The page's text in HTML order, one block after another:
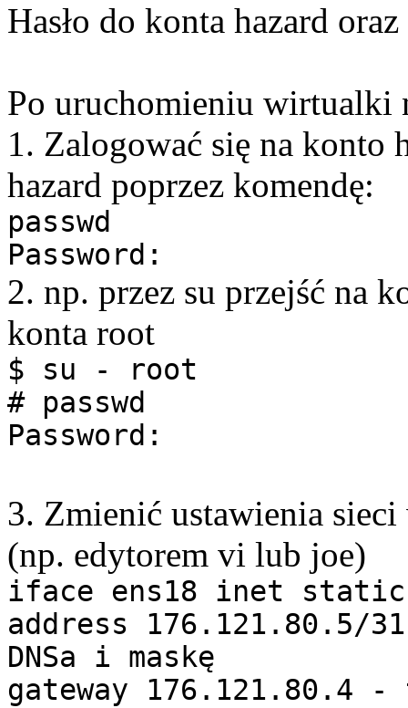
Hasło do konta hazard
Po uruchomieniu wirtualki
1. Zalogować się na konto
hazard poprzez komendę:
passwd
Password:
2. np. przez su przejść na
konta root
$ su - root
# passwd
Password:
3. Zmienić ustawienia
(np. edytorem vi lub joe)
iface ens18 inet static
address 176.121.80.5/
DNSa i maskę
gateway 176.121.80.4 -